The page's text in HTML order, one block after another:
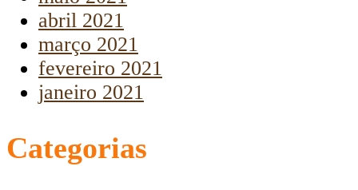
abril 2021
março 2021
fevereiro 2021
janeiro 2021
Categorias